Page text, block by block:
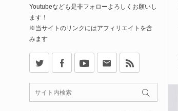
Youtubeなども是非フォローよろしくお願いし
ます！
※当サイトのリンクにはアフィリエイトを含
みます